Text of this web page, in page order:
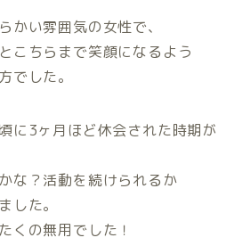
かい雰囲気の女性で、
こちらまで笑顔になるよう
でした。
に3ヶ月ほど休会された時期が
な？活動を続けられるか
した。
くの無用でした！